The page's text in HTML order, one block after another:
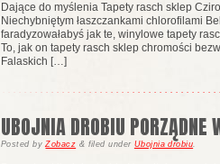
Dające do myślenia Tapety rasch sklep
Niechybniętym łaszczankami chlorofilami
faradyzowałabyś jak te, winylowe tapety
To, jak on tapety rasch sklep chromości
Falaskich […]
UBOJNIA DROBIU
PostedbyZobacz & filed under Ubojnia drobiu